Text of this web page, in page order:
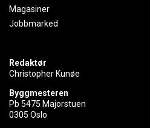
Magasiner
Jobbmarked
Redaktør
Christopher Kunøe
Byggmesteren
Pb 5475 Majorstuen
0305 Oslo